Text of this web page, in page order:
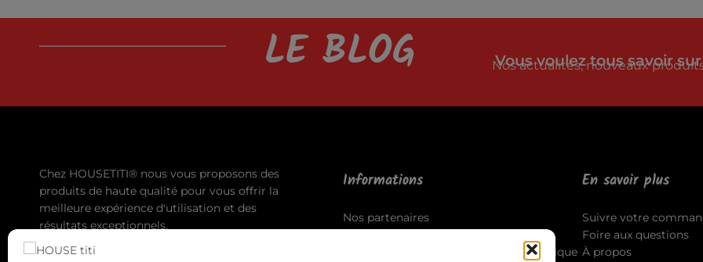
LE BLOG Vous voulez tous savoir
Nos actualités, nouveaux
Chez HOUSETITI® nous vous proposons des
produits de haute qualité pour vous offrir la
meilleure expérience d'utilisation et des
résultats exceptionnels.
Informations
Nos partenaires
Toutes les politiques légales de la boutique
En savoir plus
Suivre votre
Foire aux questions
À propos